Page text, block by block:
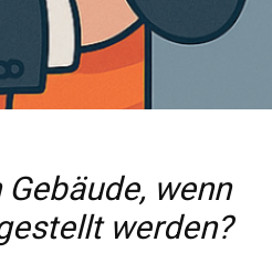
wenn
werden?